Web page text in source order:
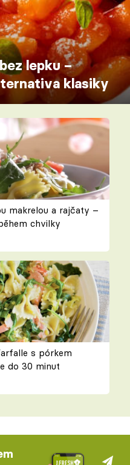
lepku –
klasiky
makrelou a rajčaty –
chvilky
s pórkem
do 30 minut